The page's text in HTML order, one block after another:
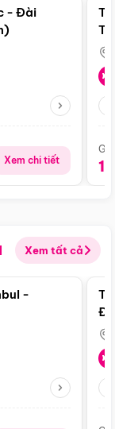
- Đài
Xem chi tiết
Xem tất cả
nổi bật
-